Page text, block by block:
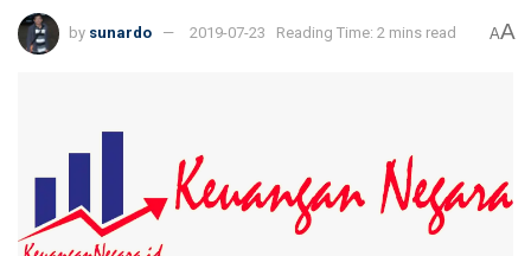
by sunardo 2019-07-23 Reading Time: 2 mins read AA